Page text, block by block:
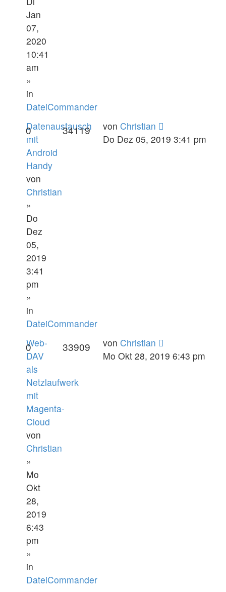
Jan
07,
2020
10:41
am
»
in
DateiCommander
Datenaustausch
mit
Android
Handy
von
Christian
»
Do
Dez
05,
2019
3:41
pm
»
in
DateiCommander
0 34119 von Christian
Do Dez 05, 2019 3:41 pm
Web-
DAV
als
Netzlaufwerk
mit
Magenta-
Cloud
von
Christian
»
Mo
Okt
28,
2019
6:43
pm
»
in
DateiCommander
0 33909 von Christian
Mo Okt 28, 2019 6:43 pm